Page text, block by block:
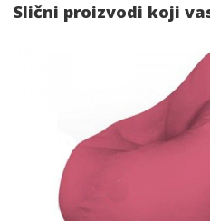
Slični proizvodi koji